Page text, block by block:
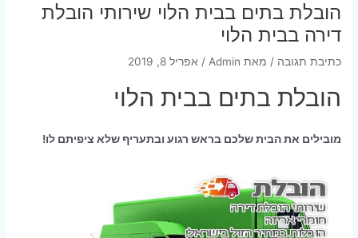
הובלת בתים בבית הלוי שירותי הובלת
דירה בבית הלוי
כתיבת תגובה / מאת Admin
/אפריל 8, 2019
הובלת בתים בבית הלוי
מובילים את הבית שלכם בראש רגוע ובתעריף שלא ציפיתם לו!